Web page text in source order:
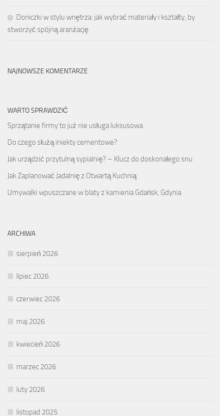
Doniczki w stylu wnętrza: jak wybrać materiały i kształty, by
stworzyć spójną aranżację
NAJNOWSZE KOMENTARZE
WARTO SPRAWDZIĆ
Sprzątanie firmy to już nie usługa luksusowa
Do czego służą iniekty cementowe?
Jak urządzić przytulną sypialnię? – Klucz do doskonałego snu
Jak Zaplanować Jadalnię z Otwartą Kuchnią
Umywalki wpuszczane w blaty z kamienia Gdańsk, Gdynia
ARCHIWA
sierpień 2026
lipiec 2026
czerwiec 2026
maj 2026
kwiecień 2026
marzec 2026
luty 2026
listopad 2025